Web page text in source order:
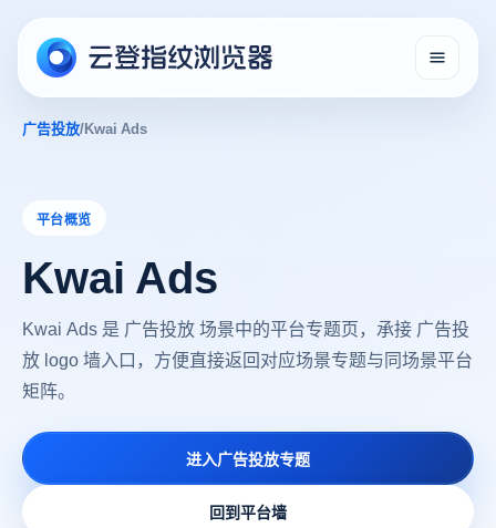
广告投放/Kwai Ads
平台概览
Kwai Ads
Kwai Ads 是 广告投放 场景中的平台专题页，承接 广告投
放 logo 墙入口，方便直接返回对应场景专题与同场景平台
矩阵。
进入广告投放专题
回到平台墙